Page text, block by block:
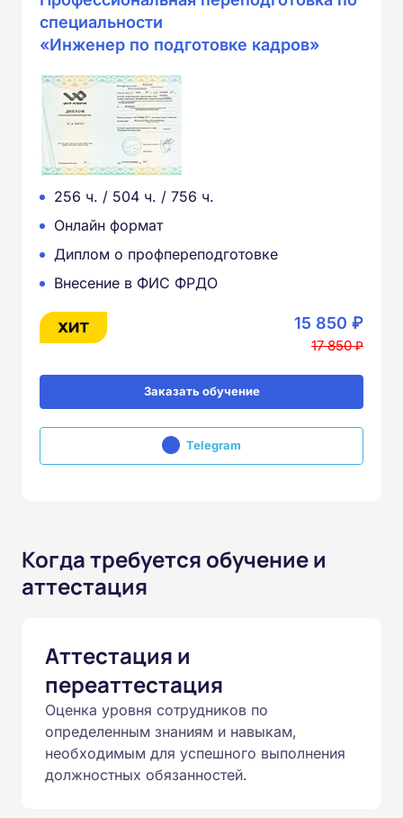
специальности
«Инженер по подготовке кадров»
256 ч. / 504 ч. / 756 ч.
Онлайн формат
Диплом о профпереподготовке
Внесение в ФИС ФРДО
15 850 ₽
17 850 ₽
Заказать обучение
Telegram
Когда требуется обучение и
аттестация
Аттестация и
переаттестация
Оценка уровня сотрудников по
определенным знаниям и навыкам,
необходимым для успешного выполнения
должностных обязанностей.